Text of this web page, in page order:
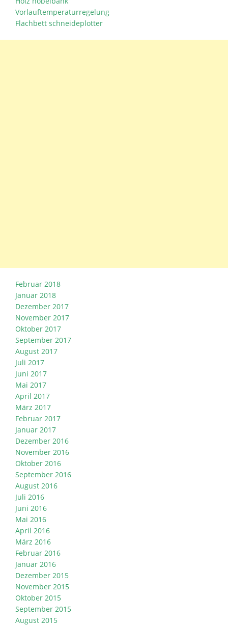
Vorlauftemperaturregelung
Flachbett schneideplotter
Februar 2018
Januar 2018
Dezember 2017
November 2017
Oktober 2017
September 2017
August 2017
Juli 2017
Juni 2017
Mai 2017
April 2017
März 2017
Februar 2017
Januar 2017
Dezember 2016
November 2016
Oktober 2016
September 2016
August 2016
Juli 2016
Juni 2016
Mai 2016
April 2016
März 2016
Februar 2016
Januar 2016
Dezember 2015
November 2015
Oktober 2015
September 2015
August 2015